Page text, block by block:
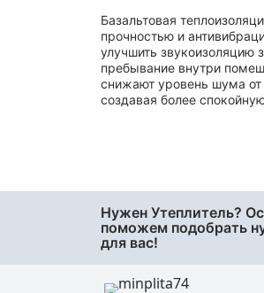
35
36
37
38
50
60
70
Базальтовая
прочностью и
улучшить звукоизоляцию
пребывание внутри
снижают уровень шума от
создавая более
Нужен Утеплитель?
поможем подобрать
для вас!